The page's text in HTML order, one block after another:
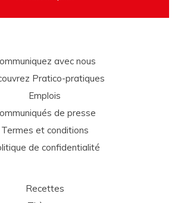
avec nous
Pratico-pratiques
Emplois
de presse
Termes et conditions
de confidentialité
Recettes